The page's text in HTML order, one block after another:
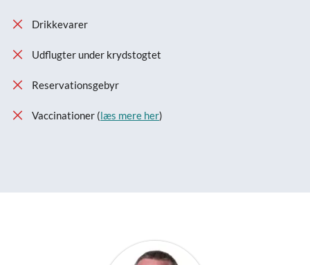
Drikkevarer
Udflugter under krydstogtet
Reservationsgebyr
Vaccinationer (læs mere her)